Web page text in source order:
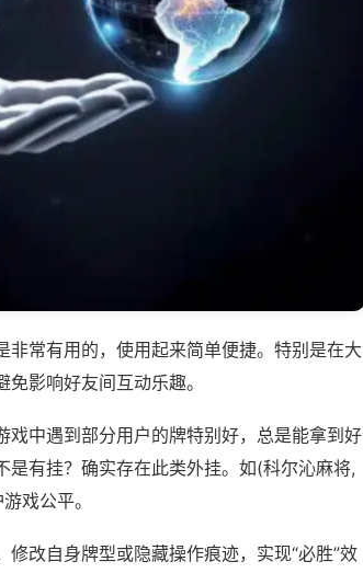
常有用的，使用起来简单便捷。特别是在大
影响好友间互动乐趣。
中遇到部分用户的牌特别好，总是能拿到好
有挂？确实存在此类外挂。如(科尔沁麻将,
戏公平。
改自身牌型或隐藏操作痕迹，实现“必胜”效